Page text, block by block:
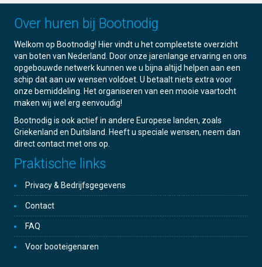
Over huren bij Bootnodig
Welkom op Bootnodig! Hier vindt u het compleetste overzicht
van boten van Nederland. Door onze jarenlange ervaring en ons
opgebouwde netwerk kunnen we u bijna altijd helpen aan een
schip dat aan uw wensen voldoet. U betaalt niets extra voor
onze bemiddeling. Het organiseren van een mooie vaartocht
maken wij wel erg eenvoudig!
Bootnodig is ook actief in andere Europese landen, zoals
Griekenland en Duitsland. Heeft u speciale wensen, neem dan
direct contact met ons op.
Praktische links
Privacy & Bedrijfsgegevens
Contact
FAQ
Voor booteigenaren